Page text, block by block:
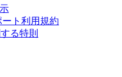
ト利用規約
る特則